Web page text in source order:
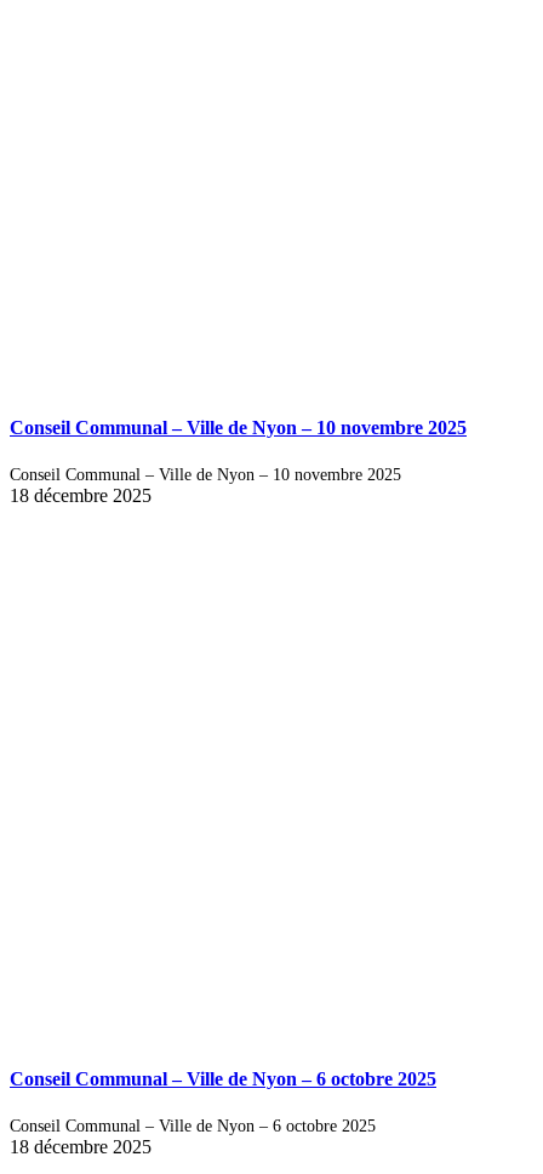
Conseil Communal – Ville de Nyon – 10 novembre 2025
Conseil Communal – Ville de Nyon – 10 novembre 2025
18 décembre 2025
Conseil Communal – Ville de Nyon – 6 octobre 2025
Conseil Communal – Ville de Nyon – 6 octobre 2025
18 décembre 2025